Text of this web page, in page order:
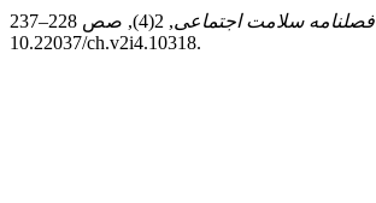
فصلنامه سلامت اجتماعی
, 2(4), صص 228–237. doi:
10.22037/ch.v2i4.10318.